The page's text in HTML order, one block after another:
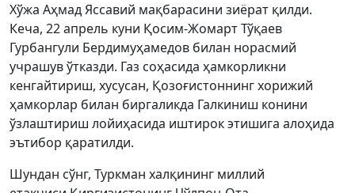
Хўжа Аҳмад Яссавий мақбарасини зиёрат қилди.
Кеча, 22 апрель куни Қосим-Жомарт Тўқаев
Гурбангули Бердимуҳамедов билан норасмий
учрашув ўтказди. Газ соҳасида ҳамкорликни
кенгайтириш, хусусан, Қозоғистоннинг хорижий
ҳамкорлар билан биргаликда Галкиниш конини
ўзлаштириш лойиҳасида иштирок этишига алоҳида
эътибор қаратилди.
Шундан сўнг, Туркман халқининг миллий